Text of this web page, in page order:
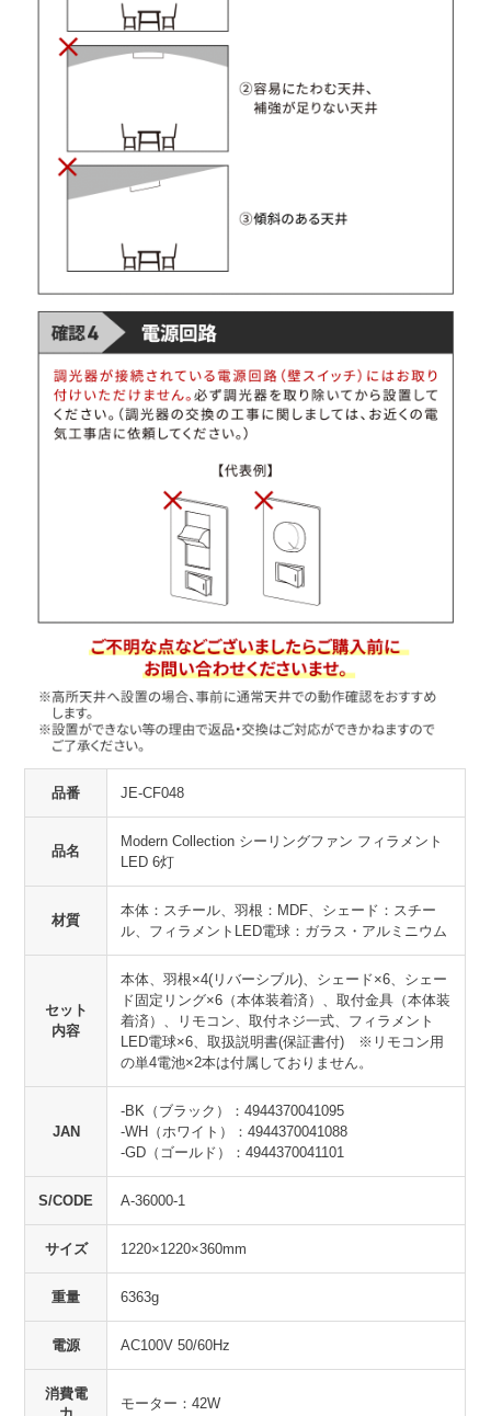
品番 JE-CF048
品名
Modern Collection シーリングファン フィラメント
LED 6灯
材質
本体：スチール、羽根：MDF、シェード：スチー
ル、フィラメントLED電球：ガラス・アルミニウム
セット
内容
本体、羽根×4(リバーシブル)、シェード×6、シェー
ド固定リング×6（本体装着済）、取付金具（本体装
着済）、リモコン、取付ネジ一式、フィラメント
LED電球×6、取扱説明書(保証書付) ※リモコン用
の単4電池×2本は付属しておりません。
JAN
-BK（ブラック）：4944370041095
-WH（ホワイト）：4944370041088
-GD（ゴールド）：4944370041101
S/CODE A-36000-1
サイズ 1220×1220×360mm
重量 6363g
電源 AC100V 50/60Hz
消費電
モーター：42W